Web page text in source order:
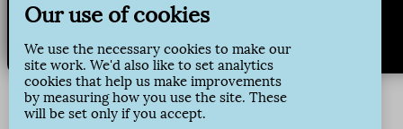
Přihlásit odběr
Our use of cookies
We use the necessary cookies to make our
site work. We'd also like to set analytics
cookies that help us make improvements
by measuring how you use the site. These
will be set only if you accept.